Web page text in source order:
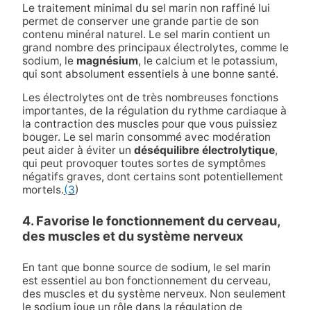
Le traitement minimal du sel marin non raffiné lui
permet de conserver une grande partie de son
contenu minéral naturel. Le sel marin contient un
grand nombre des principaux électrolytes, comme le
sodium, le magnésium, le calcium et le potassium,
qui sont absolument essentiels à une bonne santé.
Les électrolytes ont de très nombreuses fonctions
importantes, de la régulation du rythme cardiaque à
la contraction des muscles pour que vous puissiez
bouger. Le sel marin consommé avec modération
peut aider à éviter un déséquilibre électrolytique,
qui peut provoquer toutes sortes de symptômes
négatifs graves, dont certains sont potentiellement
mortels.(3)
4. Favorise le fonctionnement du cerveau,
des muscles et du système nerveux
En tant que bonne source de sodium, le sel marin
est essentiel au bon fonctionnement du cerveau,
des muscles et du système nerveux. Non seulement
le sodium joue un rôle dans la régulation de